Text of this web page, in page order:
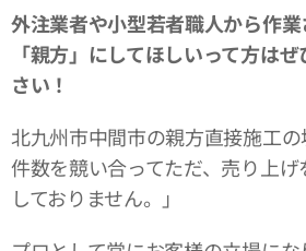
外注業者や小型若者職人から作
「親方」にしてほしいって方は
さい！
北九州市中間市の親方直接施工
件数を競い合ってただ、売り上
しておりません。」